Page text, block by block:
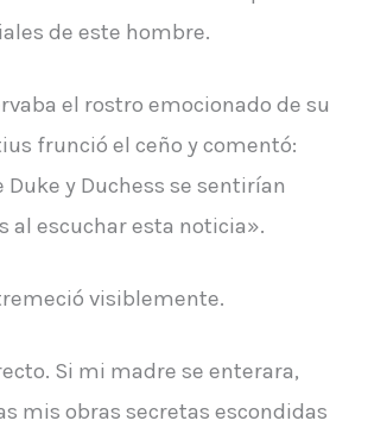
de este hombre.
el rostro emocionado de su
frunció el ceño y comentó:
Duke y Duchess se sentirían
al escuchar esta noticia».
visiblemente.
Si mi madre se enterara,
mis obras secretas escondidas